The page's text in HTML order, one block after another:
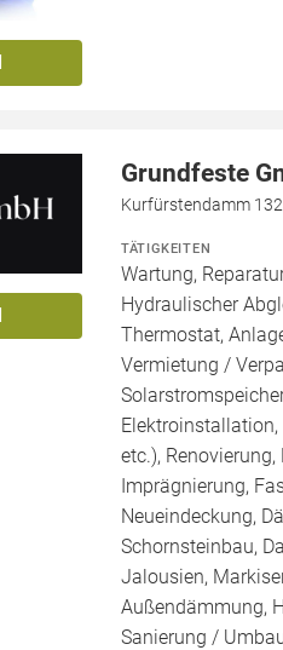
Grundfeste
Kurfürstendamm
TÄTIGKEITEN
Wartung,
Hydraulischer
Thermostat,
Vermietung /
etc.),
Imprägnierung,
Neueindeckung,
Schornsteinbau,
Jalousien,
Außendämmung,
Sanierung /